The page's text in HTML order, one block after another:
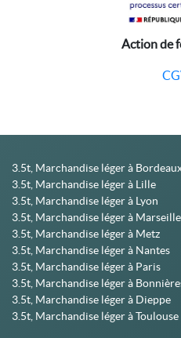
Action de
3.5t, Marchandise léger à
3.5t, Marchandise léger à Lille
3.5t, Marchandise léger à Lyon
3.5t, Marchandise léger à Marseille
3.5t, Marchandise léger à Metz
3.5t, Marchandise léger à Nantes
3.5t, Marchandise léger à Paris
3.5t, Marchandise léger à
3.5t, Marchandise léger à Dieppe
3.5t, Marchandise léger à Toulouse